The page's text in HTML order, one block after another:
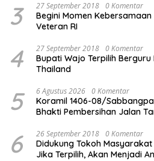
3 27 September 2018 0 Komentar
Begini Momen
Veteran RI
4 27 September 2018 0 Komentar
Bupati Wajo Terpilih
Thailand
5 6 Agustus 2026 0 Komentar
Koramil 1406-08/
Bhakti Pembersihan Jalan
6 26 September 2018 0 Komentar
Didukung Tokoh
Jika Terpilih, Akan Menjadi